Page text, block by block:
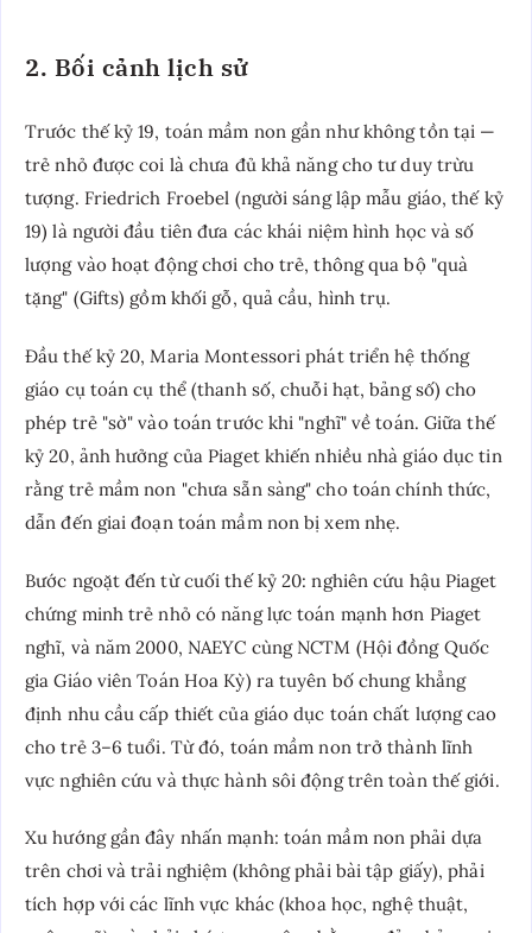
2. Bối cảnh lịch sử
Trước thế kỷ 19, toán mầm non gần như không tồn tại —
trẻ nhỏ được coi là chưa đủ khả năng cho tư duy trừu
tượng. Friedrich Froebel (người sáng lập mẫu giáo, thế kỷ
19) là người đầu tiên đưa các khái niệm hình học và số
lượng vào hoạt động chơi cho trẻ, thông qua bộ "quà
tặng" (Gifts) gồm khối gỗ, quả cầu, hình trụ.
Đầu thế kỷ 20, Maria Montessori phát triển hệ thống
giáo cụ toán cụ thể (thanh số, chuỗi hạt, bảng số) cho
phép trẻ "sờ" vào toán trước khi "nghĩ" về toán. Giữa thế
kỷ 20, ảnh hưởng của Piaget khiến nhiều nhà giáo dục tin
rằng trẻ mầm non "chưa sẵn sàng" cho toán chính thức,
dẫn đến giai đoạn toán mầm non bị xem nhẹ.
Bước ngoặt đến từ cuối thế kỷ 20: nghiên cứu hậu Piaget
chứng minh trẻ nhỏ có năng lực toán mạnh hơn Piaget
nghĩ, và năm 2000, NAEYC cùng NCTM (Hội đồng Quốc
gia Giáo viên Toán Hoa Kỳ) ra tuyên bố chung khẳng
định nhu cầu cấp thiết của giáo dục toán chất lượng cao
cho trẻ 3–6 tuổi. Từ đó, toán mầm non trở thành lĩnh
vực nghiên cứu và thực hành sôi động trên toàn thế giới.
Xu hướng gần đây nhấn mạnh: toán mầm non phải dựa
trên chơi và trải nghiệm (không phải bài tập giấy), phải
tích hợp với các lĩnh vực khác (khoa học, nghệ thuật,